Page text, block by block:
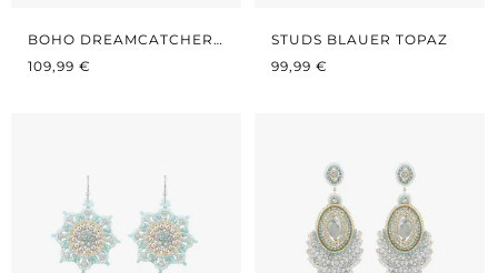
BOHO DREAMCATCHER
LEMON/ROSÉ
REGULÄRER PREIS:
109,99 €
STUDS BLAUER TOPAZ
REGULÄRER PREIS:
99,99 €